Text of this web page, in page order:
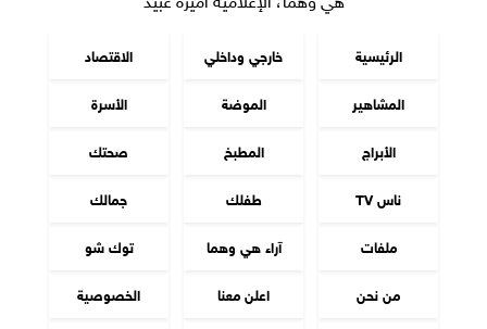
الرئيسية خارجي وداخلي
الاقتصاد
المشاهير
الموضة
الأسرة
الأبراج
المطبخ
صحتك
ناس TV
طفلك
جمالك
ملفات
آراء هي وهما
توك شو
من نحن
اعلن معنا الخصوصية